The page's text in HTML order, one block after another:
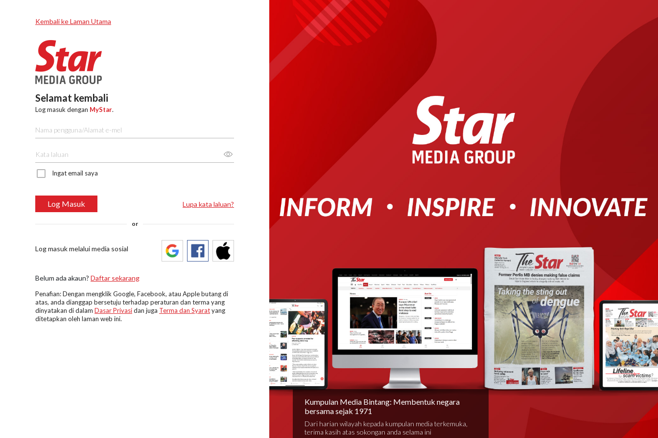
Kembali ke Laman Utama
Selamat kembali
Log masuk dengan MyStar.
Ingat email saya
Log Masuk Lupa kata laluan?
or
Log masuk melalui media sosial
Belum ada akaun? Daftar sekarang
Penafian: Dengan mengklik Google, Facebook, atau Apple butang di
atas, anda dianggap bersetuju terhadap peraturan dan terma yang
dinyatakan di dalam Dasar Privasidan juga Terma dan Syaratyang
ditetapkan oleh laman web ini.
Kumpulan Media Bintang: Membentuk negara
bersama sejak 1971
Dari harian wilayah kepada kumpulan media terkemuka,
terima kasih atas sokongan anda selama ini